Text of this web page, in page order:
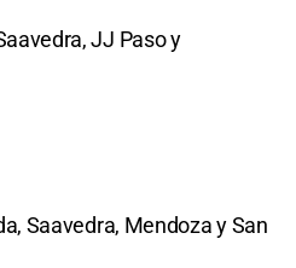
JJ Paso y
Saavedra, Mendoza y San